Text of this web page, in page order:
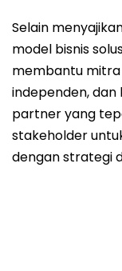
Selain
model bisnis
membantu
independen, dan
partner yang
stakeholder
dengan strategi